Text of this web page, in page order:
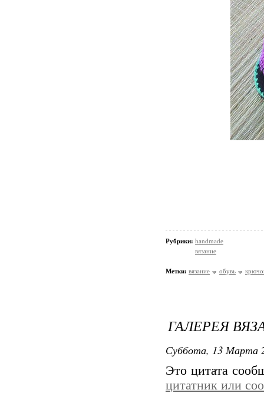
Рубрики: handmade
вязание
Метки: вязание обувь
ГАЛЕРЕЯ
Суббота, 13 Марта
Это цитата
цитатник или